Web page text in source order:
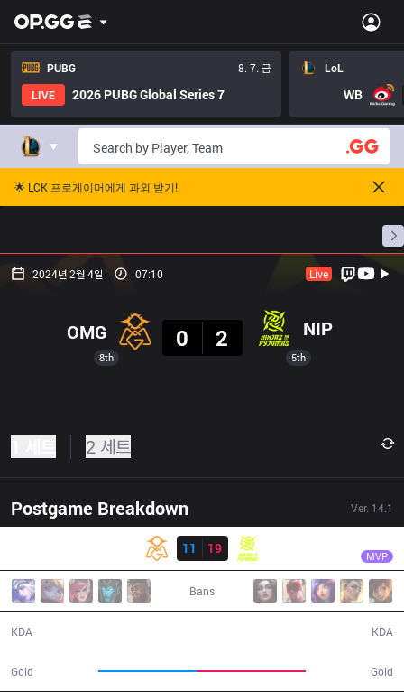
PUBG
8. 7. 금
LIVE
2026 PUBG Global Series 7
LoL
WB
🌟 LCK 프로게이머에게 과외 받기!
프로빌
2024년 2월 4일 07:10 Live
8th
OMG
0
2 NIP
5th
2 세트
Postgame Breakdown Ver. 14.1
11
19 MVP
Bans
KDA
Gold Gold
KDA